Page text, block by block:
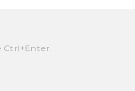
Ctrl+Enter.